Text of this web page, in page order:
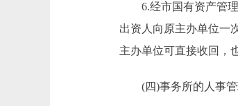
6.经市国有资产管理
出资人向原主办单位一
主办单位可直接收回，
(四)事务所的人事管